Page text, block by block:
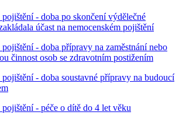
- doba po skončení výdělečné
účast na nemocenském pojištění
- doba přípravy na zaměstnání nebo
činnost osob se zdravotním postižením
- doba soustavné přípravy na budoucí
- péče o dítě do 4 let věku